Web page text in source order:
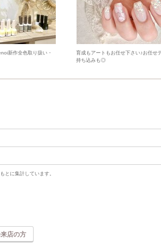
新作全色取り扱い・
育成もアートもお任せ下さい♪お任せ
持ち込みも◎
とに集計しています。
店の方